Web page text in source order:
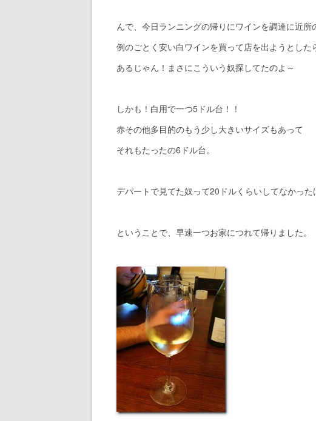
んで、今日ランニングの帰りにワインを調達に近所
例のごとく安い白ワインを買って店を出ようとした
あるじゃん！まさにこういう奴探してたのよ～
しかも！白用で一つ5ドル台！！
赤その他多目的のもう少し大きいサイズもあって
それもたったの6ドル台。
デパートで見てた奴って20ドルくらいしてなかった
ということで、早速一つお家につれて帰りました。